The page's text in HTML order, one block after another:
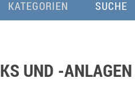
KATEGORIEN SUCHE
UND -